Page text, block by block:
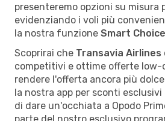
presenteremo opzioni su misura
evidenziando i voli più
la nostra funzione Smart Choice
Scoprirai che Transavia Airlines
competitivi e ottime offerte low-
rendere l'offerta ancora più
la nostra app per sconti
di dare un'occhiata a Opodo